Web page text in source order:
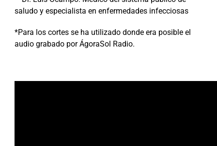
saludo y especialista en enfermedades infecciosas
*Para los cortes se ha utilizado donde era posible el
audio grabado por ÁgoraSol Radio.